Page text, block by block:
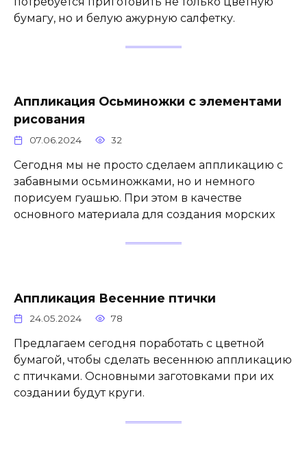
бумагу, но и белую ажурную салфетку.
Аппликация Осьминожки с элементами
рисования
07.06.2024 32
Сегодня мы не просто сделаем аппликацию с
забавными осьминожками, но и немного
порисуем гуашью. При этом в качестве
основного материала для создания морских
Аппликация Весенние птички
24.05.2024 78
Предлагаем сегодня поработать с цветной
бумагой, чтобы сделать весеннюю аппликацию
с птичками. Основными заготовками при их
создании будут круги.